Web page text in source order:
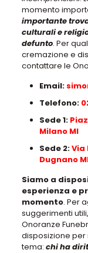
momento
importante
culturali e
defunto. Per
cremazione e
contattare le
Email:
Telefono:
Sede 1:
Milano MI
Sede 2:Via
Dugnano
Siamo a
esperienza e
momento. Per
suggerimenti utili,
Onoranze
disposizione
tema: chi ha